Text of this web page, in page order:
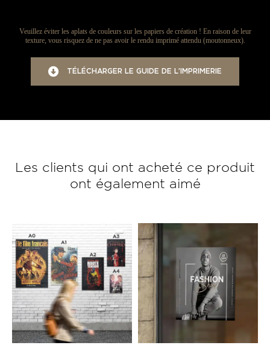
Veuillez éviter les aplats de couleurs sur les papiers de création ! En raison de leur
texture, vous risquez de ne pas avoir le rendu imprimé attendu (moutonneux).
TÉLÉCHARGER LE GUIDE DE L’IMPRIMERIE
Les clients qui ont acheté ce produit
ont également aimé